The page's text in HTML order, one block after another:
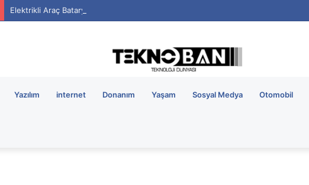
Elektrikli Araç Bataryalarının Ömrü Nasıl Uzatılır?
Yazılım internet Donanım Yaşam Sosyal Medya Otomobil